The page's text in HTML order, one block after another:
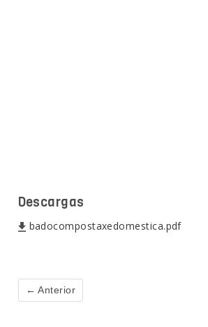
Descargas
badocompostaxedomestica.pdf
← Anterior